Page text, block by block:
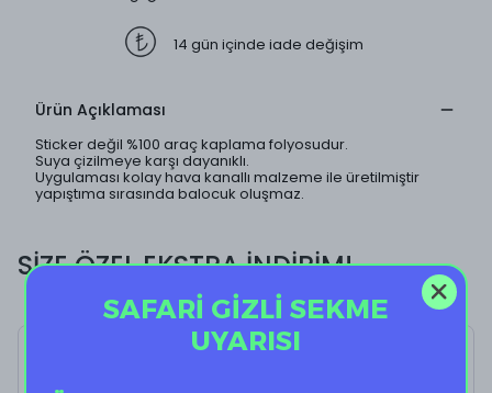
14 gün içinde iade değişim
Ürün Açıklaması
Sticker değil %100 araç kaplama folyosudur.
Suya çizilmeye karşı dayanıklı.
Uygulaması kolay hava kanallı malzeme ile üretilmiştir
yapıştıma sırasında balocuk oluşmaz.
SİZE ÖZEL EKSTRA İNDİRİM!
SAFARİ GİZLİ SEKME
UYARISI